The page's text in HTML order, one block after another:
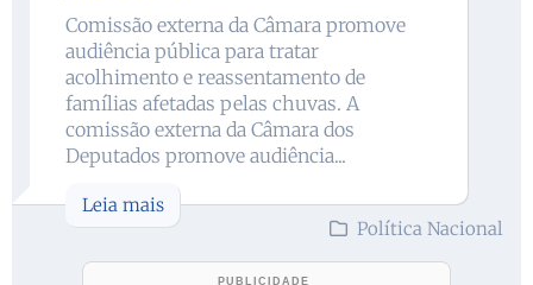
Comissão externa da Câmara promove
audiência pública para tratar
acolhimento e reassentamento de
famílias afetadas pelas chuvas. A
comissão externa da Câmara dos
Deputados promove audiência...
Leia mais
Política Nacional